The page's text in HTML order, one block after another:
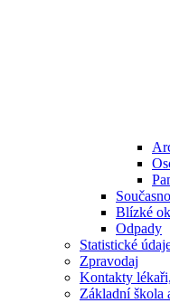
Blízké
Odpady
Statistické
Zpravodaj
Kontakty
Základní škola